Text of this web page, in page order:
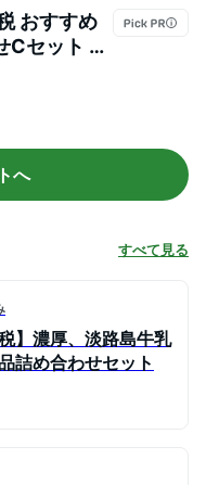
おすすめ
Cセット 淡
ルト プリ
乳製品 お
夏ギフト 誕
へ
すべて見る
】濃厚、淡路島牛乳
詰め合わせセット